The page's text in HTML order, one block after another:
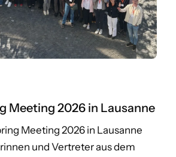
Meeting 2026 in Lausanne
Meeting 2026 in Lausanne
und Vertreter aus dem